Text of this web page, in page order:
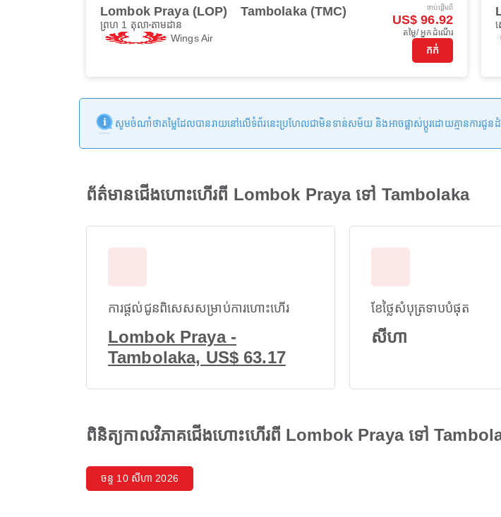
Lombok Praya (LOP) Tambolaka (TMC)
ព្រហ 1 តុលា តាមដាន
Wings Air
ចាប់ផ្ដើមពី
US$ 96.92
តម្លៃ/ អ្នកដំណើរ
កក់
សូមចំណាំថាតម្លៃដែលបានរាយនៅលើទំព័រនេះប្រហែលជាមិនទាន់សម័យ និងអាចផ្លាស់ប្តូរដោយគ្មានការជូ
ព័ត៌មានជើងហោះហើរពី Lombok Praya ទៅ Tambolaka
ការផ្តល់ជូនពិសេសសម្រាប់ការហោះហើរ
Lombok Praya -
Tambolaka, US$ 63.17
ខែថ្លៃសំបុត្រទាបបំផុត
សីហា
ពិនិត្យកាលវិភាគជើងហោះហើរពី Lombok Praya ទៅ
ចន្ទ 10 សីហា 2026